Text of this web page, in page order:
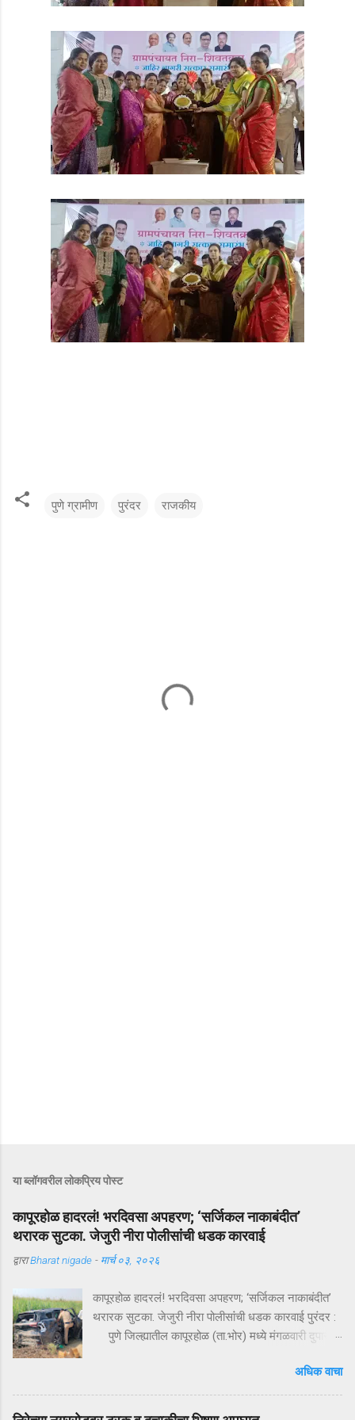
पुणे ग्रामीण पुरंदर राजकीय
या ब्लॉगवरील लोकप्रिय पोस्ट
कापूरहोळ हादरलं! भरदिवसा अपहरण; ‘सर्जिकल नाकाबंदीत’
थरारक सुटका. जेजुरी नीरा पोलीसांंची धडक कारवाई
द्वाराBharat nigade - मार्च ०३, २०२६
कापूरहोळ हादरलं! भरदिवसा अपहरण; ‘सर्जिकल नाकाबंदीत’
थरारक सुटका. जेजुरी नीरा पोलीसांंची धडक कारवाई पुरंदर :
पुणे जिल्ह्यातील कापूरहोळ (ता.भोर) मध्ये मंगळवारी दुपारी
अक्षरशः हादरवून सोडलं. एका नामांकित व्यापाऱ्याच्या १८ वर्षीय
मुलाला भरदिवसा काळ्या XUVमधून जबरदस्तीने उचलून
नेण्यात आलं आणि काही क्षणांत गावात भीतीचं सावट दाटून
अधिक वाचा